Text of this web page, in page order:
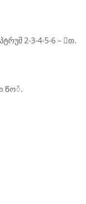
2-3-4-5-6 – ᳹თ.
Წოᮁ.